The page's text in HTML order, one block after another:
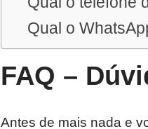
Qual o
FAQ –
Antes de mais nada e